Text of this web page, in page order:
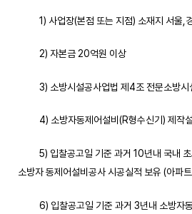
1) 사업장(본점 또는 지점) 소재지 서울,
2) 자본금 20억원 이상
3) 소방시설공사업법 제4조 전문소방시
4) 소방자동제어설비(R형수신기) 제작설
5) 입찰공고일 기준 과거 10년내 국내 초
소방자 동제어설비공사 시공실적 보유 (아파
6) 입찰공고일 기준 과거 3년내 소방자동